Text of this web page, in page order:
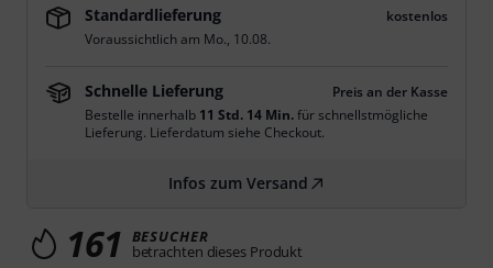
Standardlieferung
kostenlos
Voraussichtlich am Mo., 10.08.
Schnelle Lieferung
Preis an der Kasse
Bestelle innerhalb 11 Std. 14 Min.für schnellstmögliche
Lieferung. Lieferdatum siehe Checkout.
Infos zum Versand
161 BESUCHER
betrachten dieses Produkt